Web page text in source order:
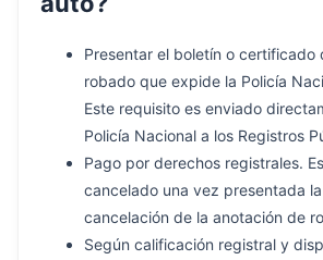
Presentar el boletín o certificado
robado que expide la Policía
Este requisito es enviado
Policía Nacional a los Registros
Pago por derechos registrales.
cancelado una vez presentada
cancelación de la anotación de
Según calificación registral y